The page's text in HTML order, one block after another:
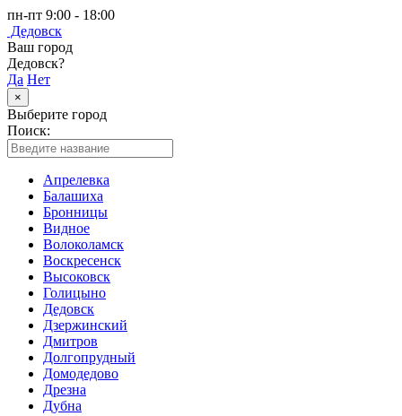
пн-пт 9:00 - 18:00
Дедовск
Ваш город
Дедовск?
Да Нет
×
Выберите город
Поиск:
Апрелевка
Балашиха
Бронницы
Видное
Волоколамск
Воскресенск
Высоковск
Голицыно
Дедовск
Дзержинский
Дмитров
Долгопрудный
Домодедово
Дрезна
Дубна